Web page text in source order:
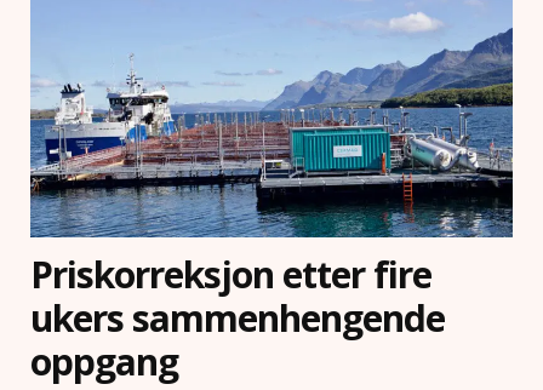
Priskorreksjon etter fire
ukers sammenhengende
oppgang